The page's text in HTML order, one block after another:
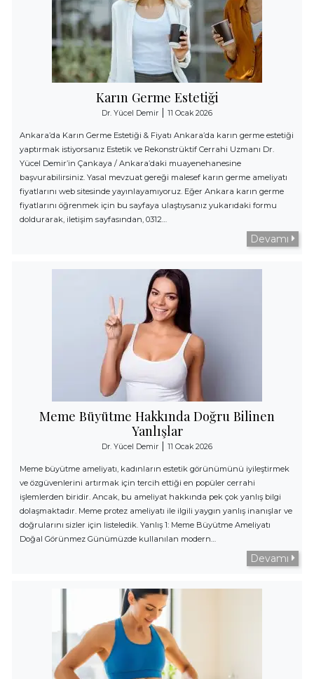
Karın Germe Estetiği
Dr. Yücel Demir | 11 Ocak 2026
Ankara’da Karın Germe Estetiği & Fiyatı Ankara’da karın germe estetiği
yaptırmak istiyorsanız Estetik ve Rekonstrüktif Cerrahi Uzmanı Dr.
Yücel Demir’in Çankaya / Ankara’daki muayenehanesine
başvurabilirsiniz. Yasal mevzuat gereği malesef karın germe ameliyatı
fiyatlarını web sitesinde yayınlayamıyoruz. Eğer Ankara karın germe
fiyatlarını öğrenmek için bu sayfaya ulaştıysanız yukarıdaki formu
doldurarak, iletişim sayfasından, 0312…
Devamı
Meme Büyütme Hakkında Doğru Bilinen
Yanlışlar
Dr. Yücel Demir | 11 Ocak 2026
Meme büyütme ameliyatı, kadınların estetik görünümünü iyileştirmek
ve özgüvenlerini artırmak için tercih ettiği en popüler cerrahi
işlemlerden biridir. Ancak, bu ameliyat hakkında pek çok yanlış bilgi
dolaşmaktadır. Meme protez ameliyatı ile ilgili yaygın yanlış inanışlar ve
doğrularını sizler için listeledik. Yanlış 1: Meme Büyütme Ameliyatı
Doğal Görünmez Günümüzde kullanılan modern…
Devamı